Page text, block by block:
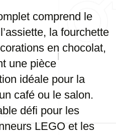
comprend le
la fourchette
en chocolat,
une pièce
idéale pour la
café ou le salon.
défi pour les
LEGO et les